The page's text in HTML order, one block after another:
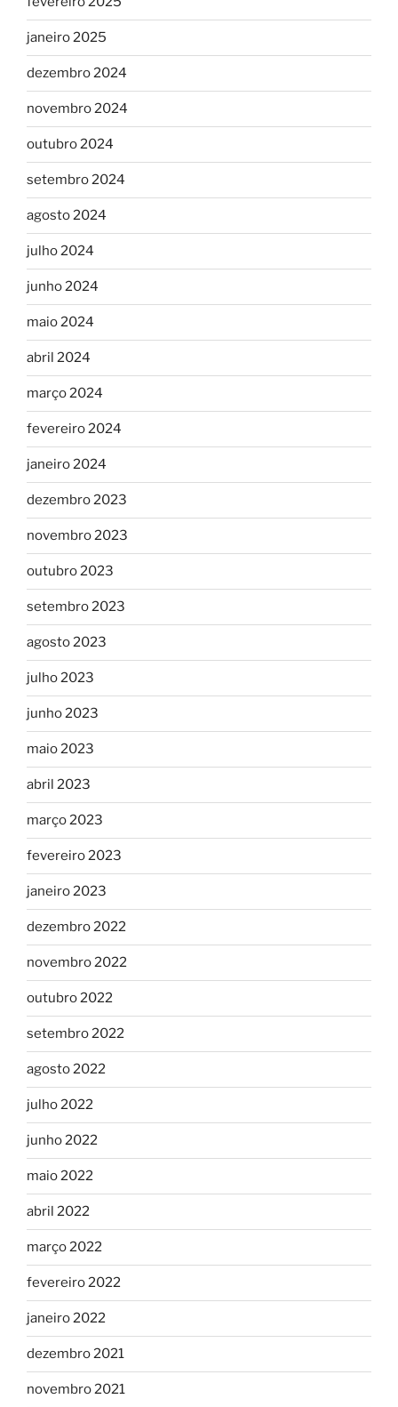
janeiro 2025
dezembro 2024
novembro 2024
outubro 2024
setembro 2024
agosto 2024
julho 2024
junho 2024
maio 2024
abril 2024
março 2024
fevereiro 2024
janeiro 2024
dezembro 2023
novembro 2023
outubro 2023
setembro 2023
agosto 2023
julho 2023
junho 2023
maio 2023
abril 2023
março 2023
fevereiro 2023
janeiro 2023
dezembro 2022
novembro 2022
outubro 2022
setembro 2022
agosto 2022
julho 2022
junho 2022
maio 2022
abril 2022
março 2022
fevereiro 2022
janeiro 2022
dezembro 2021
novembro 2021